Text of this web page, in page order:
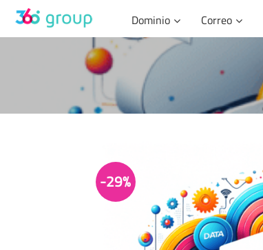
Skip
content
Dominio Correo
-29%